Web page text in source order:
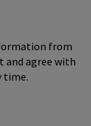
from
and agree with
time.